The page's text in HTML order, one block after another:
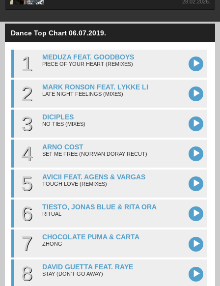
28.02.2026.
Dance Top Chart 06.07.2019.
1 MEDUZA FEAT. GOODBOYS
PIECE OF YOUR HEART (REMIXES)
2 MARK RONSON FEAT. LYKKE LI
LATE NIGHT FEELINGS (MIXES)
3 DICIPLES
NO TIES (MIXES)
4 ARNO COST
SET ME FREE (NORMAN DORAY RECUT)
5 AVICII FEAT. AGENS & VARGAS
TOUGH LOVE (REMIXES)
6 TIESTO, JONAS BLUE & RITA ORA
RITUAL
7 CHOCOLATE PUMA & CARTA
ZHONG
8 DAVID GUETTA FEAT. RAYE
STAY (DON'T GO AWAY)